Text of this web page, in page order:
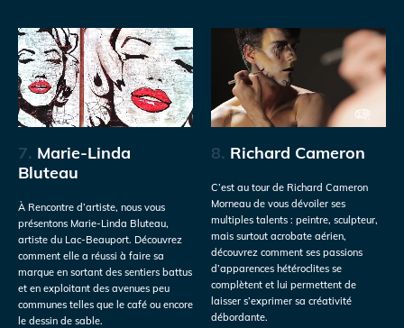
7. Marie-Linda
Bluteau
À Rencontre d’artiste, nous vous
présentons Marie-Linda Bluteau,
artiste du Lac-Beauport. Découvrez
comment elle a réussi à faire sa
marque en sortant des sentiers battus
et en exploitant des avenues peu
communes telles que le café ou encore
le dessin de sable.
8. Richard Cameron
C’est au tour de Richard Cameron
Morneau de vous dévoiler ses
multiples talents : peintre, sculpteur,
mais surtout acrobate aérien,
découvrez comment ses passions
d’apparences hétéroclites se
complètent et lui permettent de
laisser s’exprimer sa créativité
débordante.